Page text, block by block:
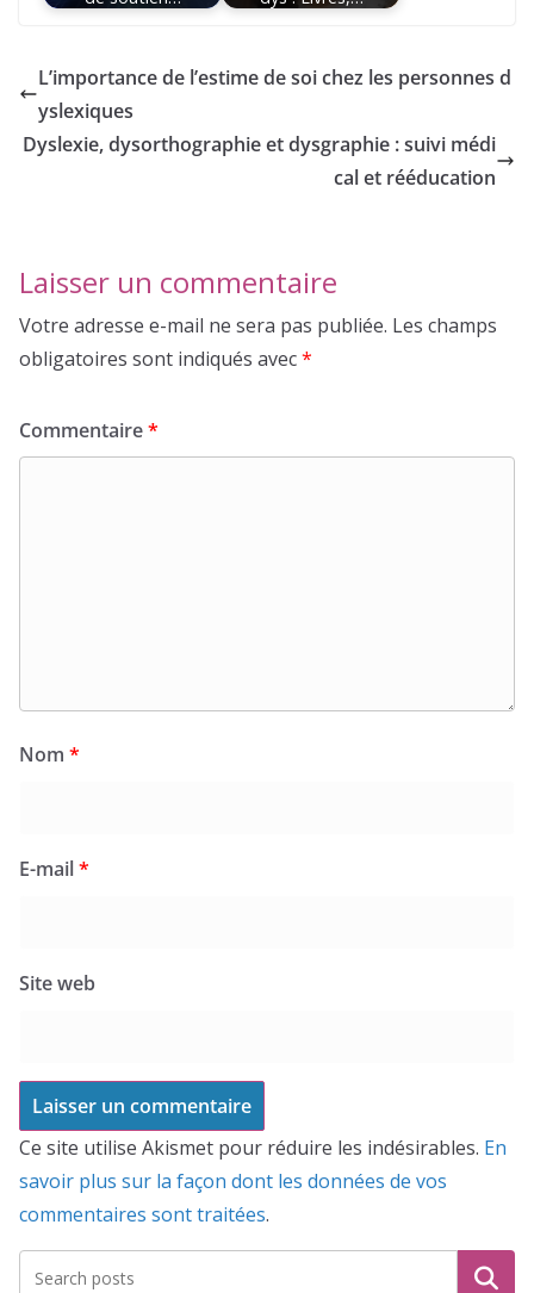
L’importance de l’estime de soi chez les personnes d
yslexiques
Dyslexie, dysorthographie et dysgraphie : suivi médi
cal et rééducation
Laisser un commentaire
Votre adresse e-mail ne sera pas publiée. Les champs
obligatoires sont indiqués avec*
Commentaire*
Nom *
E-mail*
Site web
Ce site utilise Akismet pour réduire les indésirables. En
savoir plus sur la façon dont les données de vos
commentaires sont traitées.